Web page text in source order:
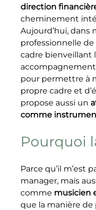
direction
cheminement
Aujourd’hui, dans
professionnelle de
cadre bienveillant
pour permettre à
propre cadre et
propose aussi un
comme
Pourquoi
Parce qu’il m’est
manager, mais
comme musicien
que la manière de